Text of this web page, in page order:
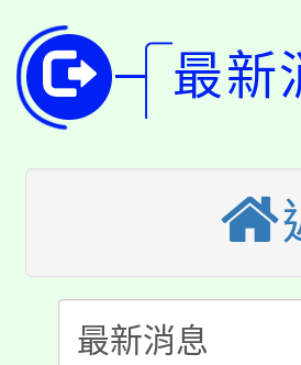
開!
115年桃園
田徑場及游
桃園市低收
視費優惠，
半價優惠
者。
大園自造教
份教師增能
大溪自造
份教師研習
淨零綠生活
會
115年食農
最新